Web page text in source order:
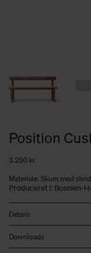
Position
3.250 kr.
Materiale: Skum med
Produceret i: Bosnien-
Details
Downloads